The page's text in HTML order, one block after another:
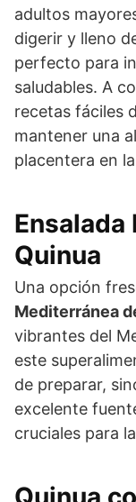
adultos
digerir y lleno
perfecto para
saludables. A
recetas fáciles
mantener una
placentera en
Quinua
Una opción
Mediterránea
vibrantes del
este
de preparar,
excelente
cruciales para